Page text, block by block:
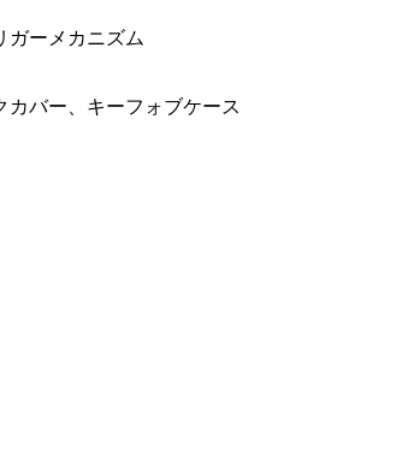
ガーメカニズム
カバー、キーフォブケース